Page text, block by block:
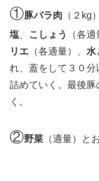
①豚バラ肉 （２kg
塩
こしょう （各
リエ （各適量）、 水
れ、蓋をして３０
詰めていく。最後
く。
②野菜 （適量）と